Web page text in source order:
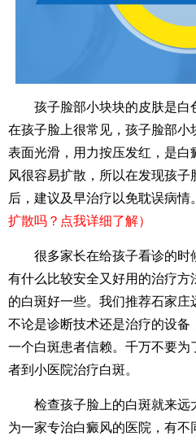
孩子脸部小块块的皮肤是白
在孩子脸上很常见，孩子脸部
表面光滑，用力按压发红，是白
风很容易扩散，所以在发现孩
后，建议及早治疗以免耽误病情。
扩散吗？点我详细了解）
很多家长在给孩子看诊的时
有什么比较安全又好用的治疗
的白斑好一些。我们推荐石家
不论是诊断技术还是治疗的设
一个白斑患者信赖。千万不要
者到小医院治疗白斑。
检查孩子脸上的白斑就来远
为一家专治白癜风的医院，有